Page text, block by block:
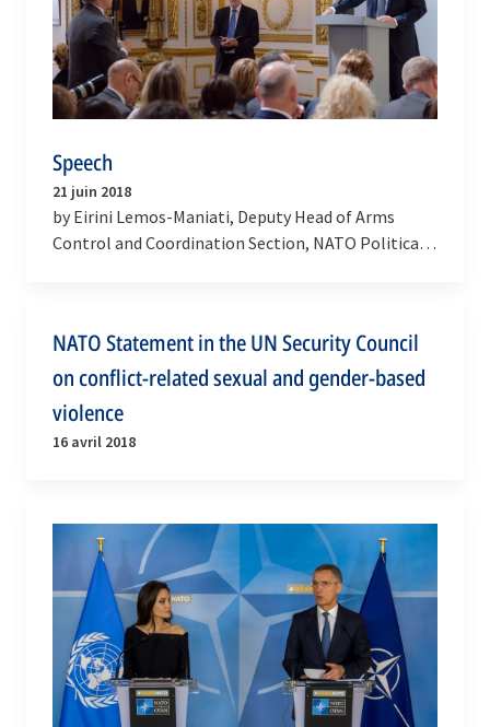
Speech
21 juin 2018
by Eirini Lemos-Maniati, Deputy Head of Arms
Control and Coordination Section, NATO Political
NATO Statement in the UN Security Council
on conflict-related sexual and gender-based
violence
16 avril 2018